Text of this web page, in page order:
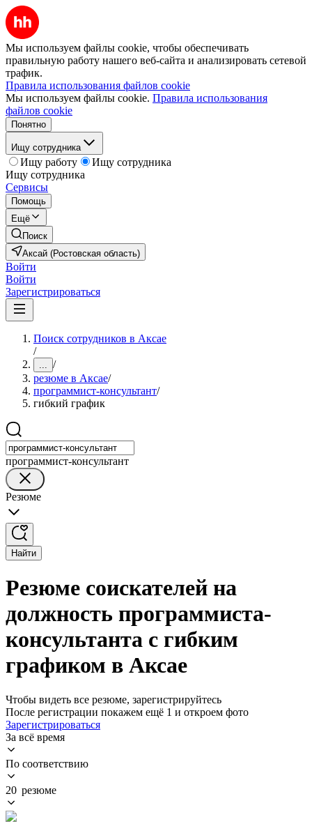
Мы используем файлы cookie, чтобы обеспечивать
правильную работу нашего веб-сайта и анализировать сетевой
трафик.
Правила использования файлов cookie
Мы используем файлы cookie. Правила использования
файлов cookie
Понятно
Ищу сотрудника
Ищу работу
Ищу сотрудника
Ищу сотрудника
Сервисы
Помощь
Ещё
Поиск
Аксай (Ростовская область)
Войти
Войти
Зарегистрироваться
Поиск сотрудников в Аксае
/
... /
резюме в Аксае/
программист-консультант/
гибкий график
программист-консультант
Резюме
Найти
Резюме соискателей на
должность программиста-
консультанта с гибким
графиком в Аксае
Чтобы видеть все резюме, зарегистрируйтесь
После регистрации покажем ещё 1 и откроем фото
Зарегистрироваться
За всё время
По соответствию
20 резюме